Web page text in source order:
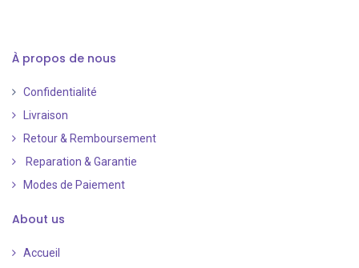
À propos de nous
Confidentialité
Livraison
Retour & Remboursement
Reparation & Garantie
Modes de Paiement
About us
Accueil